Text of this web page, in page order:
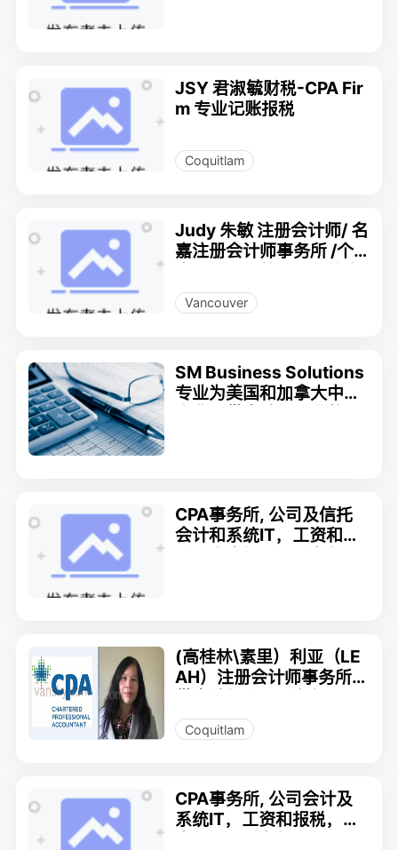
JSY 君淑毓财税-CPA Fir
m 专业记账报税
Coquitlam
Judy 朱敏 注册会计师/ 名
嘉注册会计师事务所 /个
业的会计、财务和税务服
务Vancouver
SM Business Solutions
专业为美国和加拿大中小
CPA事务所, 公司及信托
会计和系统IT，工资和报
(高桂林\素里）利亚（LE
AH）注册会计师事务所提
务
Coquitlam
CPA事务所, 公司会计及
系统IT，工资和报税，个